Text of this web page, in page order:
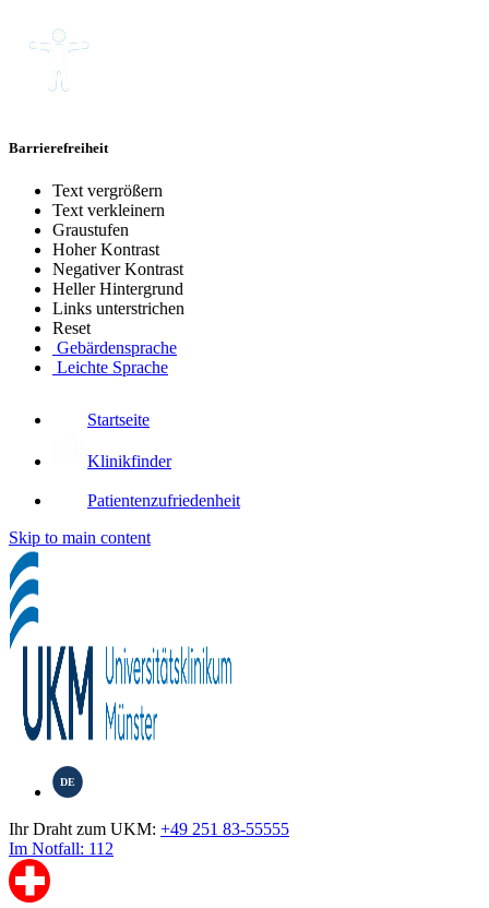
Barrierefreiheit
Text vergrößern
Text verkleinern
Graustufen
Hoher Kontrast
Negativer Kontrast
Heller Hintergrund
Links unterstrichen
Reset
Gebärdensprache
Leichte Sprache
Startseite
Klinikfinder
Patientenzufriedenheit
Skip to main content
DE
Ihr Draht zum UKM: +49 251 83-55555
Im Notfall: 112